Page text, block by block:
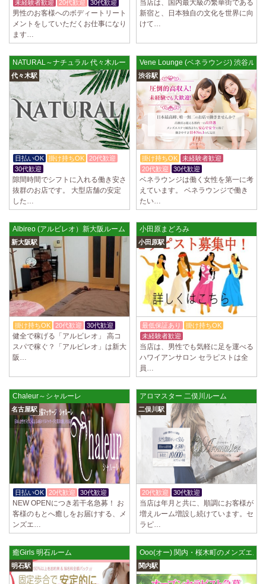
未経験者歓迎 20代歓迎 30代歓迎
男性のお客様へのボディートリート
メントをしていただくお仕事になり
ます…
当店は、国内最大級の繁華街である
新宿と、日本独自の文化を世界に向
けて…
NATURAL～ナチュラル 代々木ルーム
代々木駅
日払いOK 掛け持ちOK
20代歓迎
30代歓迎
隙間時間でシフトに入れる働き安さ
抜群のお店です。 大型店舗の安定
した…
Vene Lounge (ベネラウンジ) 渋谷ルー
渋谷駅
掛け持ちOK
未経験者歓迎
20代歓迎
30代歓迎
ベネラウンジは働く女性を第一に考
えています。 ベネラウンジで働き
たい…
Albireo (アルビレオ）新大阪ルーム
新大阪駅
掛け持ちOK 20代歓迎 30代歓迎
健全で稼げる「アルビレオ」 高コ
スパで稼ぐ？「アルビレオ」は新大
阪…
小田原まどろみ
小田原駅
最低保証あり
掛け持ちOK
未経験者歓迎
当店は、男性でも気軽に足を運べる
ハワイアンサロン セラピストは全
員…
Chaleur～シャルーレ
名古屋駅
日払いOK 20代歓迎 30代歓迎
NEW OPENにつき若干名急募！ お
客様のもとへ癒しをお届けする、メ
ンズエ…
アロマスター 二俣川ルーム
二俣川駅
20代歓迎 30代歓迎
当店は年月と共に、順調にお客様が
増えルーム増設し続けています。セ
ラピ…
癒Girls 明石ルーム
明石駅
Ooo(オー) 関内・桜木町のメンズエス
関内駅